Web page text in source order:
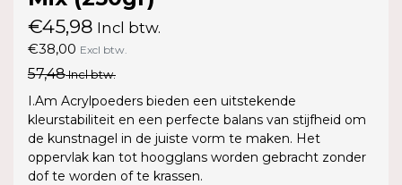
€45,98 Incl btw.
€38,00 Excl btw.
57,48Incl btw.
I.Am Acrylpoeders bieden een uitstekende
kleurstabiliteit en een perfecte balans van stijfheid om
de kunstnagel in de juiste vorm te maken. Het
oppervlak kan tot hoogglans worden gebracht zonder
dof te worden of te krassen.